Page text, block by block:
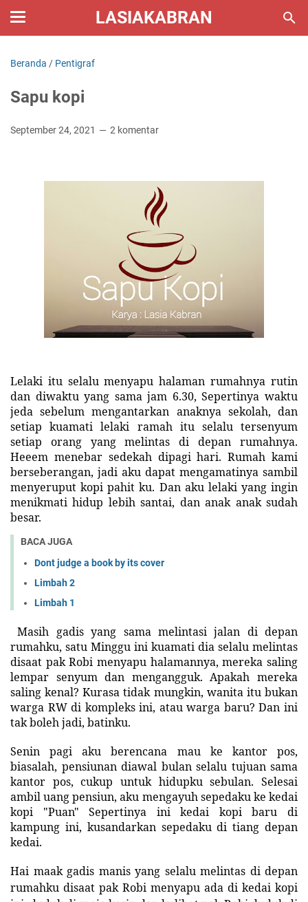
LASIAKABRAN
Beranda / Pentigraf
Sapu kopi
September 24, 2021 2 komentar
Lelaki itu selalu menyapu halaman rumahnya rutin
dan diwaktu yang sama jam 6.30, Sepertinya waktu
jeda sebelum mengantarkan anaknya sekolah, dan
setiap kuamati lelaki ramah itu selalu tersenyum
setiap orang yang melintas di depan rumahnya.
Heeem menebar sedekah dipagi hari. Rumah kami
berseberangan, jadi aku dapat mengamatinya sambil
menyeruput kopi pahit ku. Dan aku lelaki yang ingin
menikmati hidup lebih santai, dan anak anak sudah
besar.
BACA JUGA
Dont judge a book by its cover
Limbah 2
Limbah 1
Masih gadis yang sama melintasi jalan di depan
rumahku, satu Minggu ini kuamati dia selalu melintas
disaat pak Robi menyapu halamannya, mereka saling
lempar senyum dan mengangguk. Apakah mereka
saling kenal? Kurasa tidak mungkin, wanita itu bukan
warga RW di kompleks ini, atau warga baru? Dan ini
tak boleh jadi, batinku.
Senin pagi aku berencana mau ke kantor pos,
biasalah, pensiunan diawal bulan selalu tujuan sama
kantor pos, cukup untuk hidupku sebulan. Selesai
ambil uang pensiun, aku mengayuh sepedaku ke kedai
kopi "Puan" Sepertinya ini kedai kopi baru di
kampung ini, kusandarkan sepedaku di tiang depan
kedai.
Hai maak gadis manis yang selalu melintas di depan
rumahku disaat pak Robi menyapu ada di kedai kopi